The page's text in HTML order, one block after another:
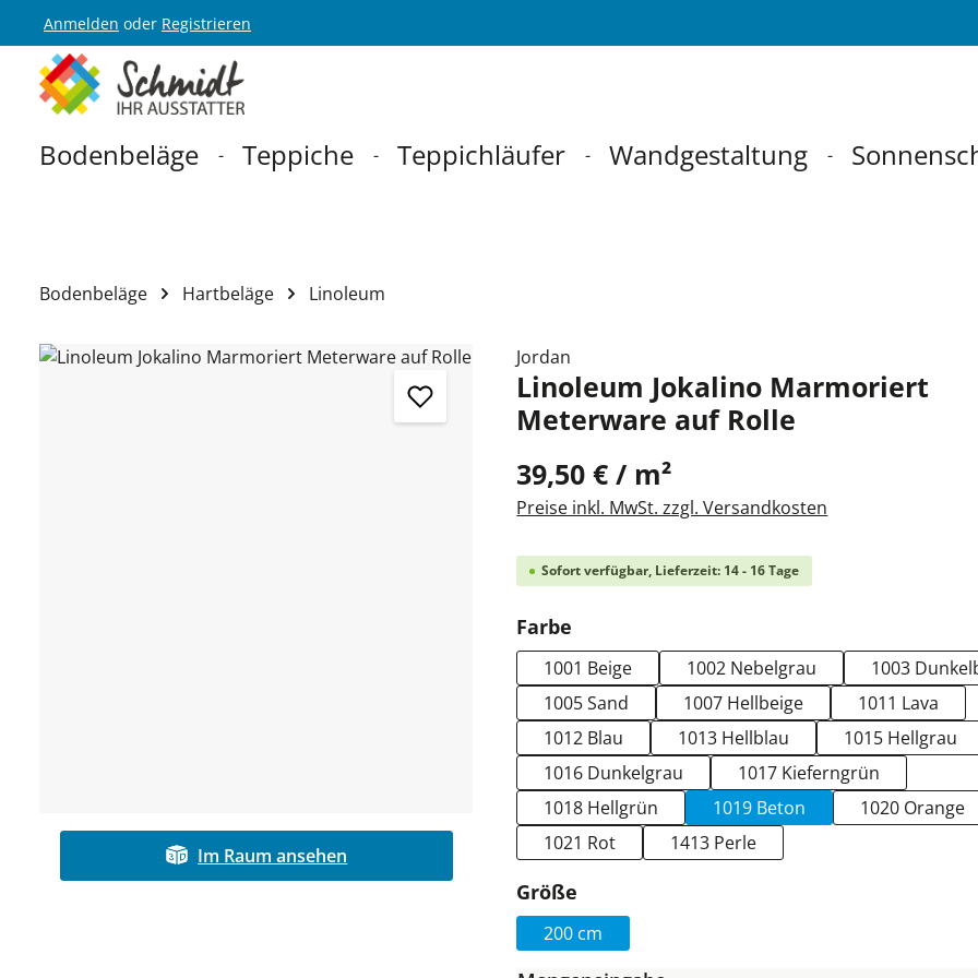
Hauptnavigation springen
Anmelden oder Registrieren
Bodenbeläge Teppiche Teppichläufer Wandgestaltung
Bodenbeläge Hartbeläge Linoleum
Bildergalerie überspringen
Im Raum ansehen
Jordan
Linoleum Jokalino Marmoriert
Meterware auf Rolle
39,50 € / m²
Preise inkl. MwSt. zzgl. Versandkosten
Sofort verfügbar, Lieferzeit: 14 - 16 Tage
Farbe
1001 Beige 1002 Nebelgrau
1003
1005 Sand
1007 Hellbeige
1011 Lava
1012 Blau
1013 Hellblau
1015 Hellgrau
1016 Dunkelgrau
1017 Kieferngrün
1018 Hellgrün
1019 Beton
1020 Orange
1021 Rot
1413 Perle
Größe
200 cm